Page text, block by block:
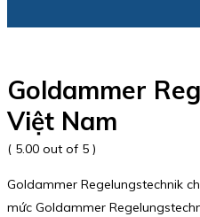
Goldammer
Việt Nam
( 5.00 out of 5 )
Goldammer Regelungstechnik
mức Goldammer